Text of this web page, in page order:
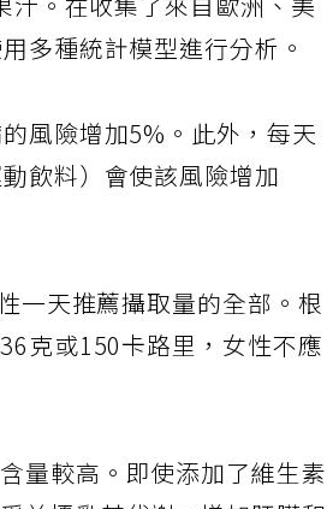
。在收集了來自歐洲、美
多種統計模型進行分析。
風險增加5%。此外，每天
飲料）會使該風險增加
一天推薦攝取量的全部。根
克或150卡路里，女性不應
量較高。即使添加了維生素